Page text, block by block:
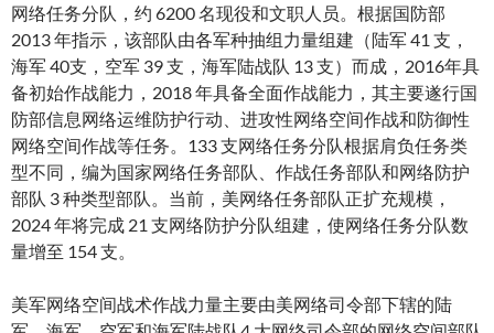
网络任务分队，约 6200 名现役和文职人员。根据国防部
2013 年指示，该部队由各军种抽组力量组建（陆军 41 支，
海军 40支，空军 39 支，海军陆战队 13 支）而成，2016年具
备初始作战能力，2018 年具备全面作战能力，其主要遂行国
防部信息网络运维防护行动、进攻性网络空间作战和防御性
网络空间作战等任务。133 支网络任务分队根据肩负任务类
型不同，编为国家网络任务部队、作战任务部队和网络防护
部队 3 种类型部队。当前，美网络任务部队正扩充规模，
2024 年将完成 21 支网络防护分队组建，使网络任务分队数
量增至 154 支。
美军网络空间战术作战力量主要由美网络司令部下辖的陆